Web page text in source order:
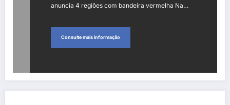
anuncia 4 regiões com bandeira vermelha Na…
Consulte mais informação